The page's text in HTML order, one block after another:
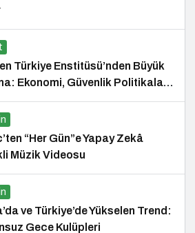
Türkiye Enstitüsü’nden Büyük
Ekonomi, Güvenlik Politikaları
Konferansı
“Her Gün”e Yapay Zekâ
Müzik Videosu
ve Türkiye’de Yükselen Trend:
Gece Kulüpleri